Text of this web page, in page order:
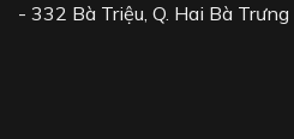
- 332 Bà Triệu, Q. Hai Bà Trưng